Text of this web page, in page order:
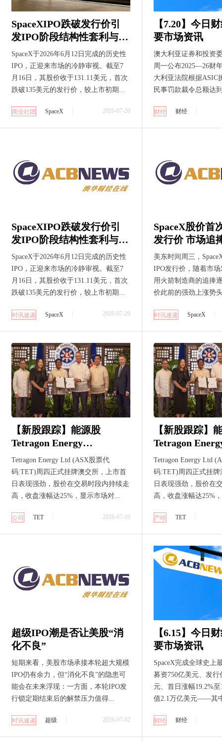
SpaceXIPO跌破发行价引
发IPO阶段结构性套利与AI
融资周期审视
SpaceX于2026年6月12日完成的历史性
IPO，正迎来市场的冷静审视。截至7
月16日，其股价收于131.11美元，首次
跌破135美元的发行价，较上市初期...
商业社团 SpaceX 2026-07-20
【7.20】今日
要市场资讯
澳大利亚证券和投资
周一公布2025—26财
大利亚法院根据ASIC
民事罚款裁令总额达
财经 财经
SpaceXIPO跌破发行价引
发IPO阶段结构性套利与AI
融资周期审视
SpaceX于2026年6月12日完成的历史性
IPO，正迎来市场的冷静审视。截至7
月16日，其股价收于131.11美元，首次
跌破135美元的发行价，较上市初期...
时讯速递 SpaceX 2026-07-20
SpaceX股价首
发行价 市场追
退去
美东时间周三，
IPO发行价，随着市
用火箭制造商的追捧
价此前的强劲上涨势
时讯速递 SpaceX
【新股跟踪】能源股
Tetragon Energy
(ASX:TET)澳交所首秀大涨
25% IPO募资400万澳元 加
速菲律宾油气资产潜力释
放
Tetragon Energy Ltd (ASX股票代
码:TET)周四正式挂牌澳交所，上市首
日表现强劲，股价在交易时段内持续走
高，收盘涨幅达25%，显示市场对...
公司 TET 2026-07-10
【新股跟踪】
Tetragon
(ASX:TET)澳
25% IPO募资400万澳元 加
速菲律宾油气
放
Tetragon Energy Ltd
码:TET)周四正式挂牌
日表现强劲，股价在
高，收盘涨幅达25%
产经 TET
超级IPO潮是否让美股“消
化不良”
短期来看，美股市场承接本轮超大规模
IPO仍有余力，但“消化不良”的隐患可
能会在未来浮现：一方面，本轮IPO发
行锁定期结束后的解禁压力值得...
时讯速递 超级 2026-07-02
【6.15】今日
要市场资讯
SpaceX完成全球史
募资750亿美元、发行
元、首日涨幅19.2%
值2.1万亿美元——其
财经 财经